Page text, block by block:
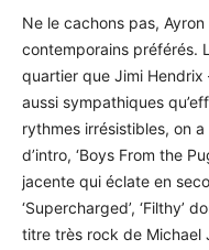
Ne le cachons pas,
contemporains préférés.
quartier que Jimi
aussi sympathiques
rythmes irrésistibles, on
d’intro, ‘Boys From the
jacente qui éclate en
‘Supercharged’, ‘Filthy’
titre très rock de Michael